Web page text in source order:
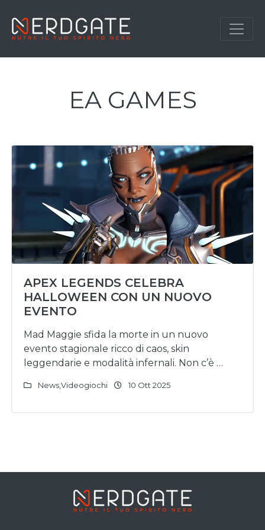
EA GAMES
APEX LEGENDS CELEBRA
HALLOWEEN CON UN NUOVO
EVENTO
Mad Maggie sfida la morte in un nuovo
evento stagionale ricco di caos, skin
leggendarie e modalità infernali. Non c’è …
NewsVideogiochi 10 Ott 2025